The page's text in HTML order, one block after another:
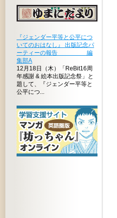
『ジェンダー平等と公平につ
いてのおはなし』 出版記念パ
ーティーの報告 編
集部A
12月18日（木）「ReBit16周
年感謝 & 絵本出版記念祭」と
題して、『ジェンダー平等と
公平につ...